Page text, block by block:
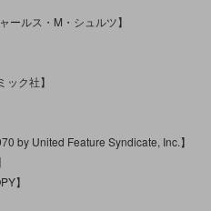
ールス・M・シュルツ】
ック社】
by United Feature Syndicate, Inc.】
】